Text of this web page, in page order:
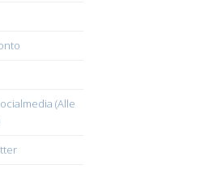
(Alle